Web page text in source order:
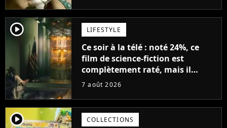
player2 LIFESTYLE
Ce soir à la télé : noté 24%, ce
film de science-fiction est
complètement raté, mais il
aurait pu être encore pire à
7 août 2026
player2 COLLECTIONS